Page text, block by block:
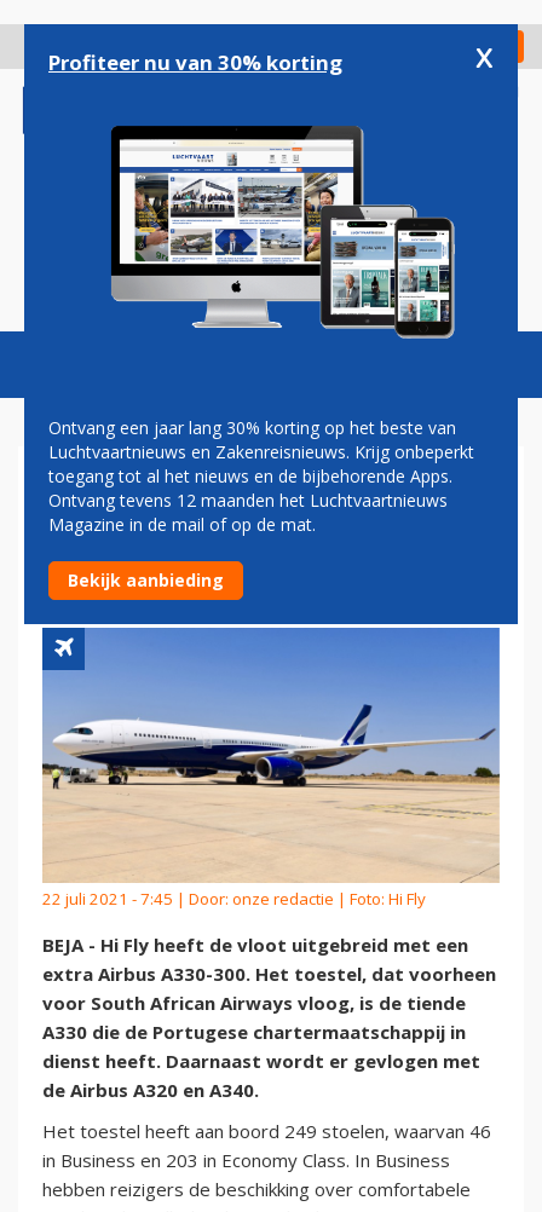
gaan
Check in
Magazine Podcasts Vacatures
HI FLY BREIDT VLOOT UIT
MET EX-SOUTH AFRICAN
AIRWAYS A330
22 juli 2021 - 7:45 | Door: onze redactie | Foto: Hi Fly
BEJA - Hi Fly heeft de vloot uitgebreid met een
extra Airbus A330-300. Het toestel, dat voorheen
voor South African Airways vloog, is de tiende
A330 die de Portugese chartermaatschappij in
dienst heeft. Daarnaast wordt er gevlogen met
de Airbus A320 en A340.
Het toestel heeft aan boord 249 stoelen, waarvan 46
in Business en 203 in Economy Class. In Business
hebben reizigers de beschikking over comfortabele
Profiteer nu van 30% korting x
Ontvang een jaar lang 30% korting op het beste van
Luchtvaartnieuws en Zakenreisnieuws. Krijg onbeperkt
toegang tot al het nieuws en de bijbehorende Apps.
Ontvang tevens 12 maanden het Luchtvaartnieuws
Magazine in de mail of op de mat.
Bekijk aanbieding